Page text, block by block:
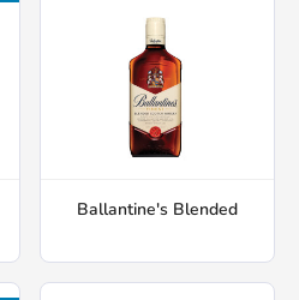
Ballantine's Blended